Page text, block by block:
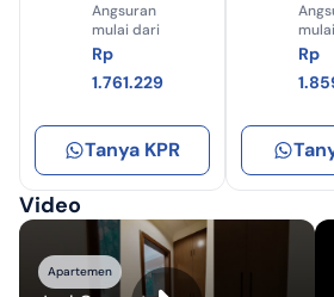
Angsuran
mulai dari
Rp
1.761.229
Tanya KPR
Rp
Video
Apartemen